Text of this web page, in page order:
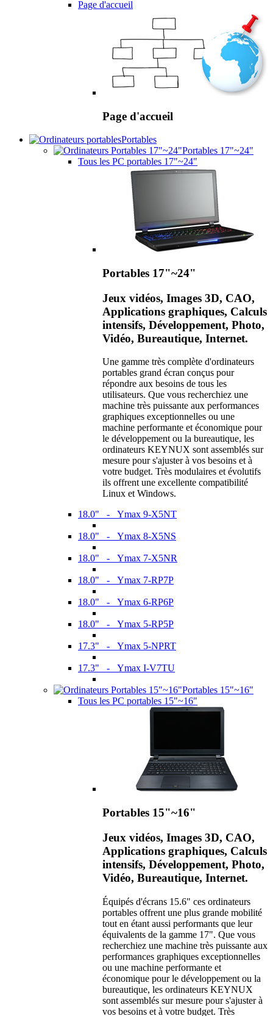
Page d'accueil
Page d'accueil
Portables
Portables 17"~24"
Tous les PC portables 17"~24"
Portables 17"~24"
Jeux vidéos, Images 3D, CAO,
Applications graphiques, Calculs
intensifs, Développement, Photo,
Vidéo, Bureautique, Internet.
Une gamme très complète d'ordinateurs
portables grand écran conçus pour
répondre aux besoins de tous les
utilisateurs. Que vous recherchiez une
machine très puissante aux performances
graphiques exceptionnelles ou une
machine performante et économique pour
le développement ou la bureautique, les
ordinateurs KEYNUX sont assemblés sur
mesure pour s'ajuster à vos besoins et à
votre budget. Très modulaires et évolutifs
ils offrent une excellente compatibilité
Linux et Windows.
18.0" - Ymax 9-X5NT
18.0" - Ymax 8-X5NS
18.0" - Ymax 7-X5NR
18.0" - Ymax 7-RP7P
18.0" - Ymax 6-RP6P
18.0" - Ymax 5-RP5P
17.3" - Ymax 5-NPRT
17.3" - Ymax I-V7TU
Portables 15"~16"
Tous les PC portables 15"~16"
Portables 15"~16"
Jeux vidéos, Images 3D, CAO,
Applications graphiques, Calculs
intensifs, Développement, Photo,
Vidéo, Bureautique, Internet.
Équipés d'écrans 15.6" ces ordinateurs
portables offrent une plus grande mobilité
tout en étant aussi performants que leur
équivalents de la gamme 17". Que vous
recherchiez une machine très puissante aux
performances graphiques exceptionnelles
ou une machine performante et
économique pour le développement ou la
bureautique, les ordinateurs KEYNUX
sont assemblés sur mesure pour s'ajuster à
vos besoins et à votre budget. Très